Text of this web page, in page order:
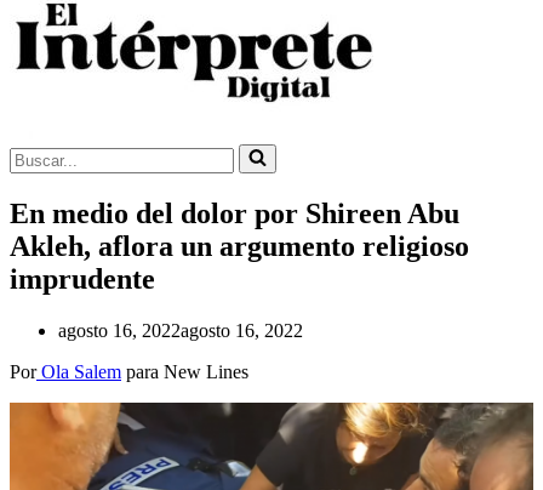
Buscar...
En medio del dolor por Shireen Abu
Akleh, aflora un argumento religioso
imprudente
agosto 16, 2022agosto 16, 2022
PorOla Salem para New Lines